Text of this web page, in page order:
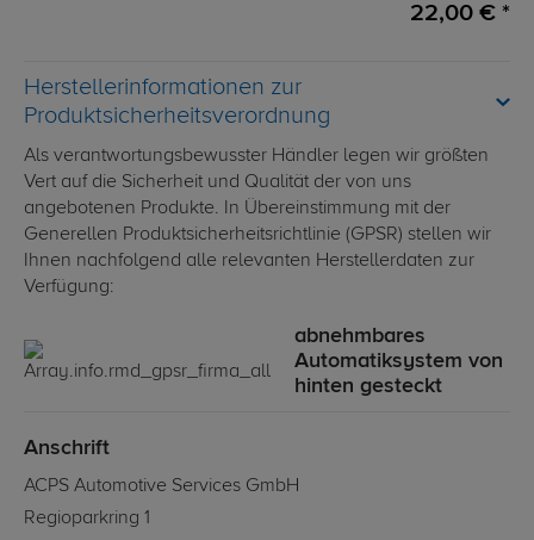
22,00 € *
Herstellerinformationen zur
Produktsicherheitsverordnung
Als verantwortungsbewusster Händler legen wir größten
Vert auf die Sicherheit und Qualität der von uns
angebotenen Produkte. In Übereinstimmung mit der
Generellen Produktsicherheitsrichtlinie (GPSR) stellen wir
Ihnen nachfolgend alle relevanten Herstellerdaten zur
Verfügung:
abnehmbares
Automatiksystem von
hinten gesteckt
Anschrift
ACPS Automotive Services GmbH
Regioparkring 1